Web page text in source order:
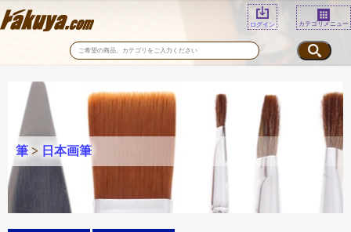
ログイン カテゴリメニュー
筆 > 日本画筆